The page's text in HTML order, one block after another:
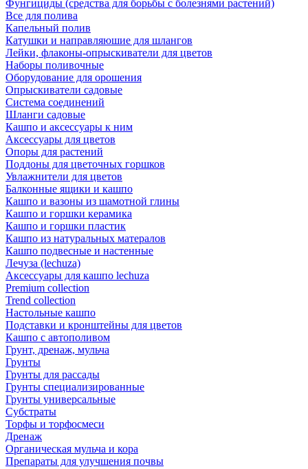
Фунгициды (средства для борьбы с болезнями растений)
Все для полива
Капельный полив
Катушки и направляюшие для шлангов
Лейки, флаконы-опрыскиватели для цветов
Наборы поливочные
Оборудование для орошения
Опрыскиватели садовые
Система соединений
Шланги садовые
Кашпо и аксессуары к ним
Аксессуары для цветов
Опоры для растений
Поддоны для цветочных горшков
Увлажнители для цветов
Балконные ящики и кашпо
Кашпо и вазоны из шамотной глины
Кашпо и горшки керамика
Кашпо и горшки пластик
Кашпо из натуральных матералов
Кашпо подвесные и настенные
Лечуза (lechuza)
Аксессуары для кашпо lechuza
Premium collection
Trend collection
Настольные кашпо
Подставки и кронштейны для цветов
Кашпо с автополивом
Грунт, дренаж, мульча
Грунты
Грунты для рассады
Грунты специализированные
Грунты универсальные
Субстраты
Торфы и торфосмеси
Дренаж
Органическая мульча и кора
Препараты для улучшения почвы